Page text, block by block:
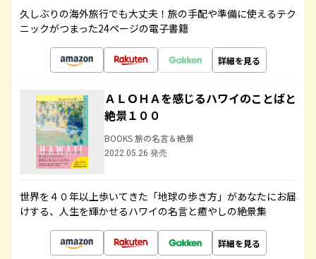
久しぶりの海外旅行でも大丈夫！旅の手配や準備に使えるテク
ニックがつまった24ページの電子書籍
詳細を見る
ＡＬＯＨＡを感じるハワイのことばと
絶景１００
BOOKS 旅の名言＆絶景
2022.05.26 発売
世界を４０年以上歩いてきた「地球の歩き方」があなたにお届
けする、人生を輝かせるハワイの名言と癒やしの絶景集
詳細を見る